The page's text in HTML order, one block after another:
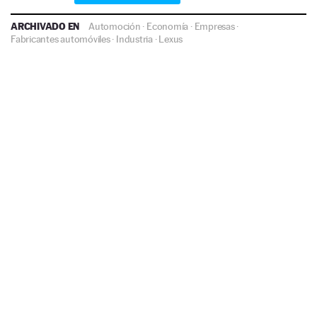
ARCHIVADO EN Automoción · Economía · Empresas·
Fabricantes automóviles· Industria·Lexus